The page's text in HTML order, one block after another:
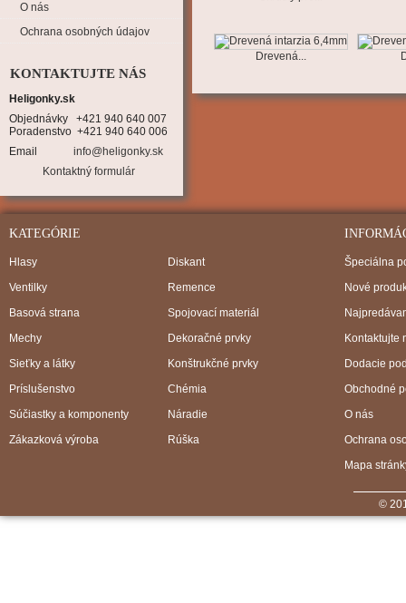
O nás
Ochrana osobných údajov
KONTAKTUJTE NÁS
Heligonky.sk
Objednávky   +421 940 640 007
Poradenstvo  +421 940 640 006
Email
info@heligonky.sk
Kontaktný formulár
Drevená...
KATEGÓRIE
Hlasy
Ventilky
Diskant
Remence
Basová strana
Mechy
Spojovací materiál
Dekoračné prvky
Sieťky a látky
Príslušenstvo
Konštrukčné prvky
Chémia
Súčiastky a komponenty
Zákazková výroba
Náradie
Rúška
Špeciálna
Nové
Kontaktujte
Dodacie
Obchodné
O nás
Ochrana
Mapa
©